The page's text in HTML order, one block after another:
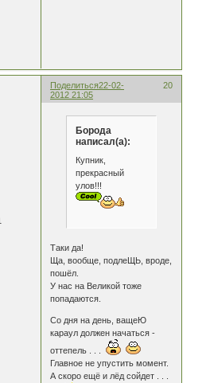
Поделиться 20
22-02-
2012 21:05
Борода
написал(а):
Купник,
прекрасный
улов!!!
Таки да!
Ща, вообще, подлеЩЬ, вроде,
пошёл.
У нас на Великой тоже
попадаются.
Со дня на день, ващеЮ
караул должен начаться -
оттепель . . .
Главное не упустить момент.
А скоро ещё и лёд сойдет . . .